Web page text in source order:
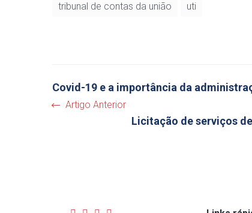
tribunal de contas da união
uti
Covid-19 e a importância da
Artigo Anterior
Licitação de serviços